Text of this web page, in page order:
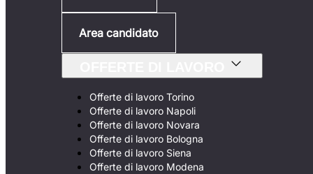
Area candidato
Offerte di lavoro Torino
Offerte di lavoro Napoli
Offerte di lavoro Novara
Offerte di lavoro Bologna
Offerte di lavoro Siena
Offerte di lavoro Modena